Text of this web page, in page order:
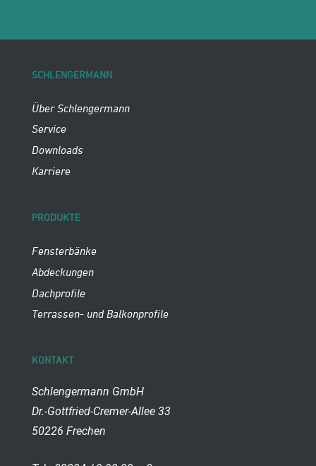
SCHLENGERMANN
Über Schlengermann
Service
Downloads
Karriere
PRODUKTE
Fensterbänke
Abdeckungen
Dachprofile
Terrassen- und Balkonprofile
KONTAKT
Schlengermann GmbH
Dr.-Gottfried-Cremer-Allee 33
50226 Frechen